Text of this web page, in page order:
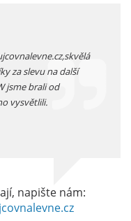
známé jako
Provence, je
regionu Provence
km od centra města
je výborný
město i jeho
zimní víkend na Sardínii
auta přímo na letišti
úsporné vozidlo -dostali
t kilometrů v dobrém stavu
napište nám: